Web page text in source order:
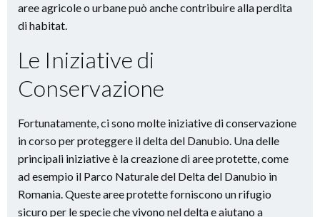
aree agricole o urbane può anche contribuire alla perdita
di habitat.
Le Iniziative di
Conservazione
Fortunatamente, ci sono molte iniziative di conservazione
in corso per proteggere il delta del Danubio. Una delle
principali iniziative è la creazione di aree protette, come
ad esempio il Parco Naturale del Delta del Danubio in
Romania. Queste aree protette forniscono un rifugio
sicuro per le specie che vivono nel delta e aiutano a